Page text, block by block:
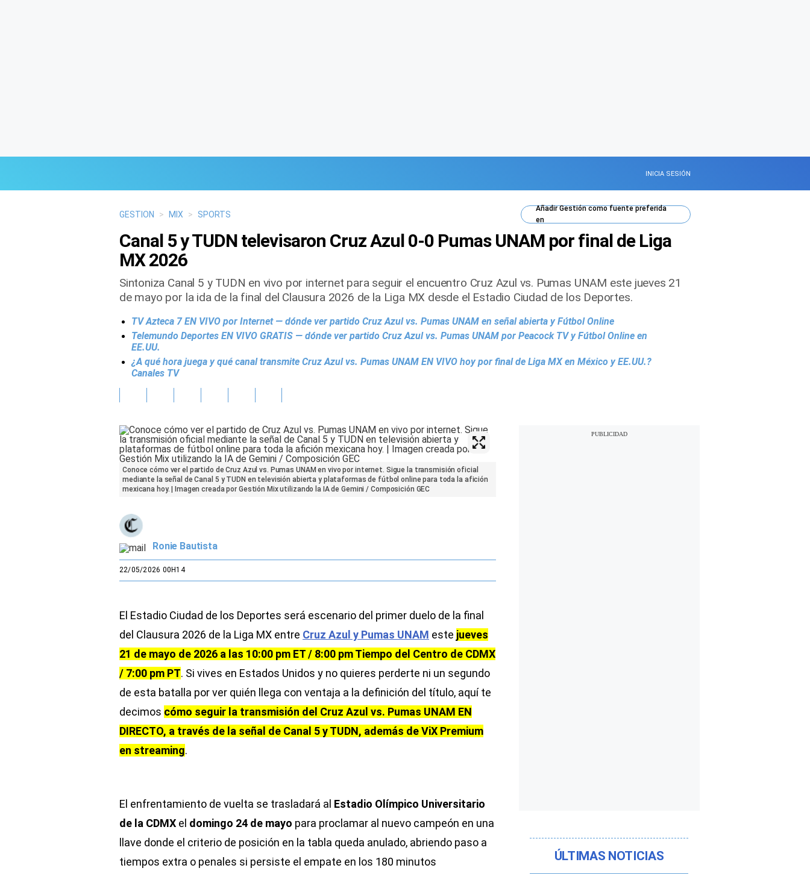
INICIA SESIÓN
GESTION > MIX > SPORTS
AñadirGestióncomo fuente preferida
en
Canal 5 y TUDN televisaron Cruz Azul 0-0 Pumas UNAM por final de Liga
MX 2026
Sintoniza Canal 5 y TUDN en vivo por internet para seguir el encuentro Cruz Azul vs. Pumas UNAM este jueves 21
de mayo por la ida de la final del Clausura 2026 de la Liga MX desde el Estadio Ciudad de los Deportes.
TV Azteca 7 EN VIVO por Internet — dónde ver partido Cruz Azul vs. Pumas UNAM en señal abierta y Fútbol Online
Telemundo Deportes EN VIVO GRATIS — dónde ver partido Cruz Azul vs. Pumas UNAM por Peacock TV y Fútbol Online en
EE.UU.
¿A qué hora juega y qué canal transmite Cruz Azul vs. Pumas UNAM EN VIVO hoy por final de Liga MX en México y EE.UU.?
Canales TV
Conoce cómo ver el partido de Cruz Azul vs. Pumas UNAM en vivo por internet. Sigue la transmisión oficial
mediante la señal de Canal 5 y TUDN en televisión abierta y plataformas de fútbol online para toda la afición
mexicana hoy. | Imagen creada por Gestión Mix utilizando la IA de Gemini / Composición GEC
Ronie Bautista
22/05/2026 00H14
El Estadio Ciudad de los Deportes será escenario del primer duelo de la final
del Clausura 2026 de la Liga MX entre Cruz Azul y Pumas UNAM este jueves
21 de mayo de 2026 a las 10:00 pm ET / 8:00 pm Tiempo del Centro de CDMX
/ 7:00 pm PT. Si vives en Estados Unidos y no quieres perderte ni un segundo
de esta batalla por ver quién llega con ventaja a la definición del título, aquí te
decimos cómo seguir la transmisión del Cruz Azul vs. Pumas UNAM EN
DIRECTO, a través de la señal de Canal 5 y TUDN, además de ViX Premium
en streaming.
El enfrentamiento de vuelta se trasladará al Estadio Olímpico Universitario
de la CDMX el domingo 24 de mayo para proclamar al nuevo campeón en una
llave donde el criterio de posición en la tabla queda anulado, abriendo paso a
tiempos extra o penales si persiste el empate en los 180 minutos
ÚLTIMAS NOTICIAS